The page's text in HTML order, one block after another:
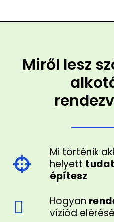
Miről lesz
Mi történik
helyett
építesz
Hogyan
víziód